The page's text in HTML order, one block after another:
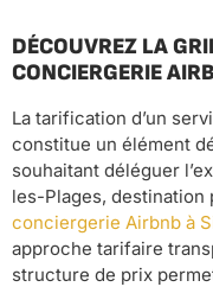
DÉCOUVREZ LA
CONCIERGERIE
La tarification d’un
constitue un élément
souhaitant déléguer
les-Plages, destination
conciergerie Airbnb à
approche tarifaire
structure de prix